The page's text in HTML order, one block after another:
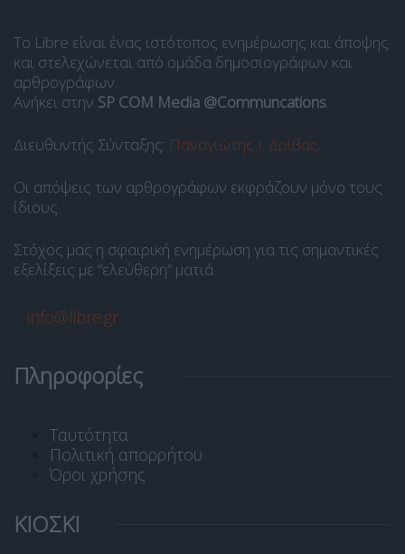
Το Libre είναι ένας ιστότοπος ενημέρωσης και άποψης
και στελεχώνεται από ομάδα δημοσιογράφων και
αρθρογράφων.
Ανήκει στην SP COM Media @Communcations.
Διευθυντής Σύνταξης: Παναγιώτης Ι. Δρίβας.
Οι απόψεις των αρθρογράφων εκφράζουν μόνο τους
ίδιους.
Στόχος μας η σφαιρική ενημέρωση για τις σημαντικές
εξελίξεις με “ελεύθερη” ματιά.
info@libre.gr
Πληροφορίες
Ταυτότητα
Πολιτική απορρήτου
Όροι χρήσης
ΚΙΟΣΚΙ